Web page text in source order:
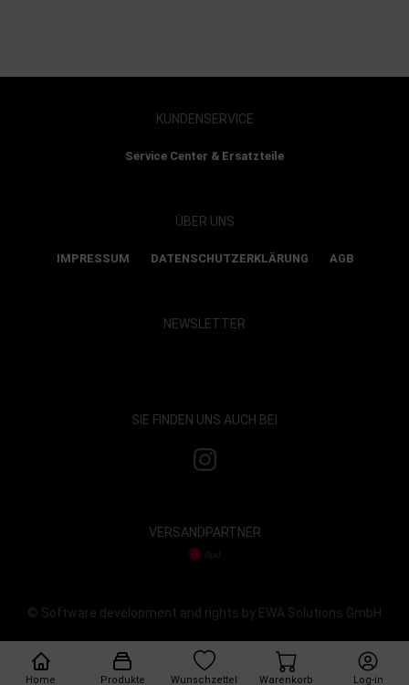
Home Produkte Wunschzettel Warenkorb Log-in
KUNDENSERVICE
Service Center & Ersatzteile
ÜBER UNS
IMPRESSUM DATENSCHUTZERKLÄRUNG AGB
NEWSLETTER
SIE FINDEN UNS AUCH BEI
VERSANDPARTNER
© Software development and rights by EWA Solutions GmbH